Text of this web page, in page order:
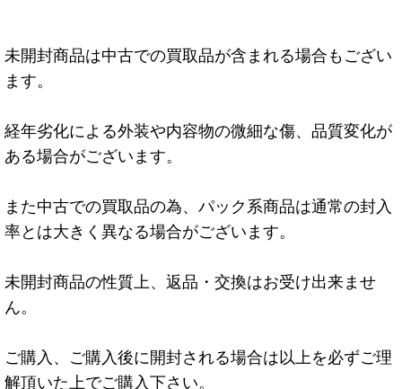
未開封商品は中古での買取品が含まれる場合もござい
ます。
経年劣化による外装や内容物の微細な傷、品質変化が
ある場合がございます。
また中古での買取品の為、パック系商品は通常の封入
率とは大きく異なる場合がございます。
未開封商品の性質上、返品・交換はお受け出来ませ
ん。
ご購入、ご購入後に開封される場合は以上を必ずご理
解頂いた上でご購入下さい。